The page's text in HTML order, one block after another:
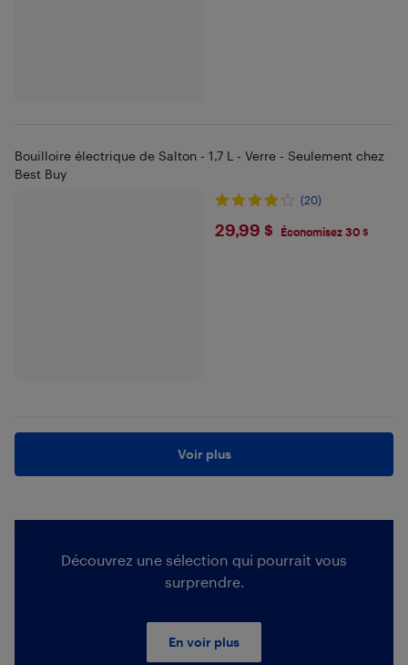
Bouilloire électrique de Salton - 1,7 L - Verre - Seulement chez
Best Buy
(20)
$29.99
29,99 $ Économisez 30 $
Voir plus
Découvrez une sélection qui pourrait vous
surprendre.
En voir plus